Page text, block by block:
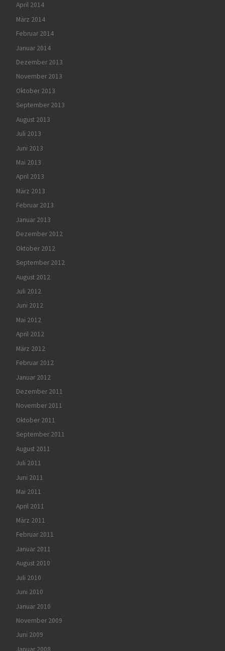
April 2014
März 2014
Februar 2014
Januar 2014
Dezember 2013
November 2013
Oktober 2013
September 2013
August 2013
Juli 2013
Juni 2013
Mai 2013
April 2013
März 2013
Februar 2013
Januar 2013
Dezember 2012
Oktober 2012
September 2012
August 2012
Juli 2012
Juni 2012
Mai 2012
April 2012
März 2012
Februar 2012
Januar 2012
Dezember 2011
November 2011
Oktober 2011
September 2011
August 2011
Juli 2011
Juni 2011
Mai 2011
April 2011
März 2011
Februar 2011
Januar 2011
August 2010
Juli 2010
Juni 2010
Januar 2010
November 2009
Juni 2009
Januar 2008